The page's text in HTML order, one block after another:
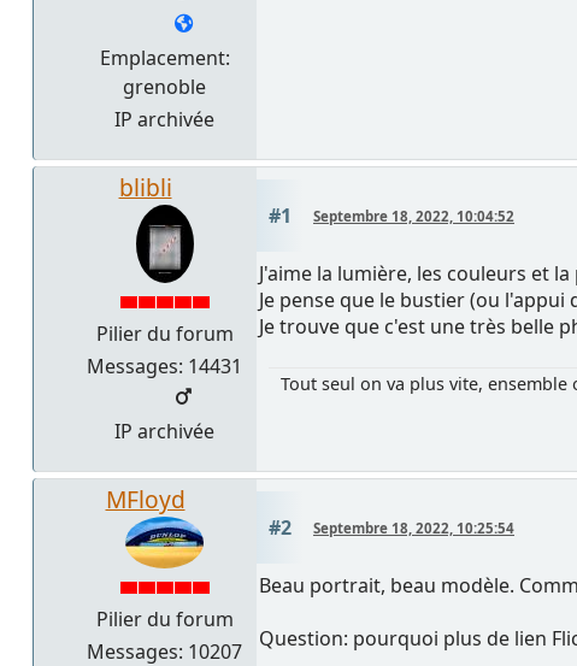
Emplacement:
grenoble
IP archivée
blibli
Pilier du forum
Messages: 14431
IP archivée
#1 Septembre 18, 2022, 10:04:52
J'aime la lumière, les couleurs et la
Je pense que le bustier (ou
Je trouve que c'est une très belle
Tout seul on va plus vite, ensemble
MFloyd
Pilier du forum
Messages: 10207
#2 Septembre 18, 2022, 10:25:54
Beau portrait, beau modèle.
Question: pourquoi plus de lien